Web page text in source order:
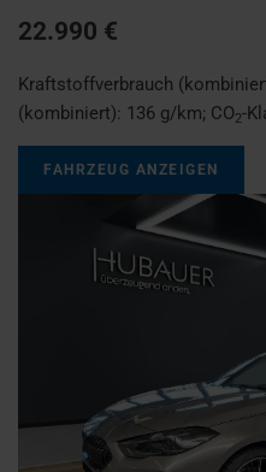
22.990 €
Kraftstoffverbrauch
(kombiniert): 136 g/km; CO2-
FAHRZEUG ANZEIGEN